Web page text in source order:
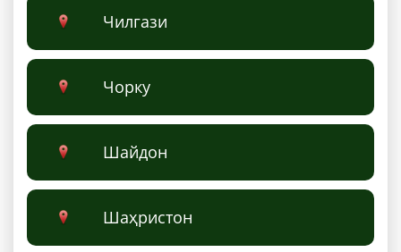
Чилгази
Чорку
Шайдон
Шаҳристон